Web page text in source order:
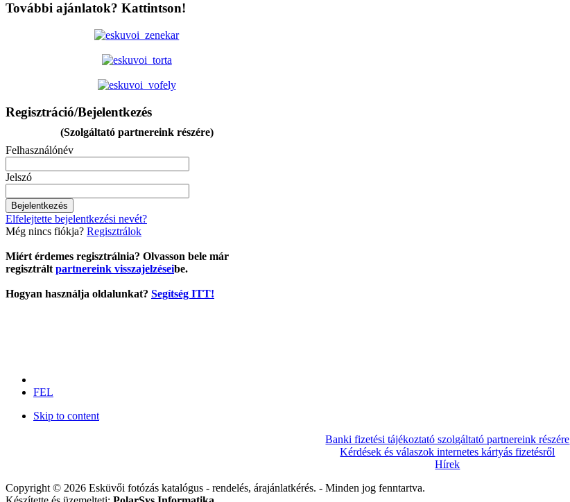
További ajánlatok? Kattintson!
Regisztráció/Bejelentkezés
(Szolgáltató partnereink részére)
Felhasználónév
Jelszó
Elfelejtette bejelentkezési nevét?
Még nincs fiókja? Regisztrálok
Miért érdemes regisztrálnia? Olvasson bele már
regisztrált partnereink visszajelzéseibe.
Hogyan használja oldalunkat? Segítség ITT!
FEL
Skip to content
Banki fizetési tájékoztató szolgáltató partnereink részére
Kérdések és válaszok internetes kártyás fizetésről
Hírek
Copyright © 2026 Esküvői fotózás katalógus - rendelés, árajánlatkérés. - Minden jog fenntartva.